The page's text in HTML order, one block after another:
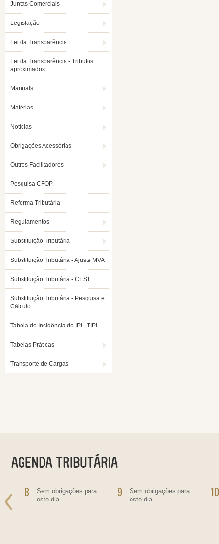
Juntas Comerciais
Legislação
Lei da Transparência
Lei da Transparência - Tributos
aproximados
Manuais
Matérias
Notícias
Obrigações Acessórias
Outros Facilitadores
Pesquisa CFOP
Reforma Tributária
Regulamentos
Substituição Tributária
Substituição Tributária - Ajuste MVA
Substituição Tributária - CEST
Substituição Tributária - Pesquisa e
Cálculo
Tabela de Incidência do IPI - TIPI
Tabelas Práticas
Transporte de Cargas
8
Sem obrigações para
este dia.
9
Sem obrigações para
este dia.
10